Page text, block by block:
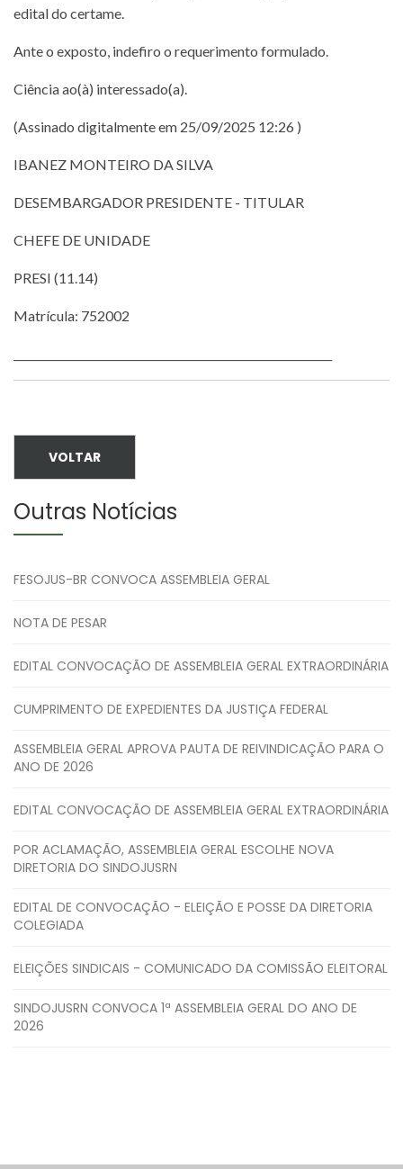
edital do certame.
Ante o exposto, indefiro o requerimento formulado.
Ciência ao(à) interessado(a).
(Assinado digitalmente em 25/09/2025 12:26 )
IBANEZ MONTEIRO DA SILVA
DESEMBARGADOR PRESIDENTE - TITULAR
CHEFE DE UNIDADE
PRESI (11.14)
Matrícula: 752002
VOLTAR
Outras Notícias
FESOJUS-BR CONVOCA ASSEMBLEIA GERAL
NOTA DE PESAR
EDITAL CONVOCAÇÃO DE ASSEMBLEIA GERAL EXTRAORDINÁRIA
CUMPRIMENTO DE EXPEDIENTES DA JUSTIÇA FEDERAL
ASSEMBLEIA GERAL APROVA PAUTA DE REIVINDICAÇÃO PARA O
ANO DE 2026
EDITAL CONVOCAÇÃO DE ASSEMBLEIA GERAL EXTRAORDINÁRIA
POR ACLAMAÇÃO, ASSEMBLEIA GERAL ESCOLHE NOVA
DIRETORIA DO SINDOJUSRN
EDITAL DE CONVOCAÇÃO - ELEIÇÃO E POSSE DA DIRETORIA
COLEGIADA
ELEIÇÕES SINDICAIS - COMUNICADO DA COMISSÃO ELEITORAL
SINDOJUSRN CONVOCA 1ª ASSEMBLEIA GERAL DO ANO DE
2026